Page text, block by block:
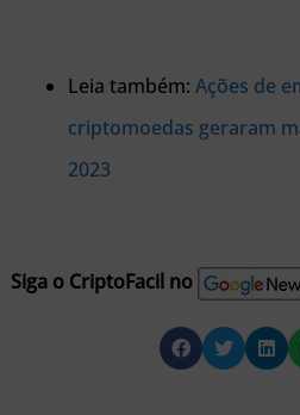
Leia também: Ações de
criptomoedas geraram
2023
Siga o CriptoFacil no